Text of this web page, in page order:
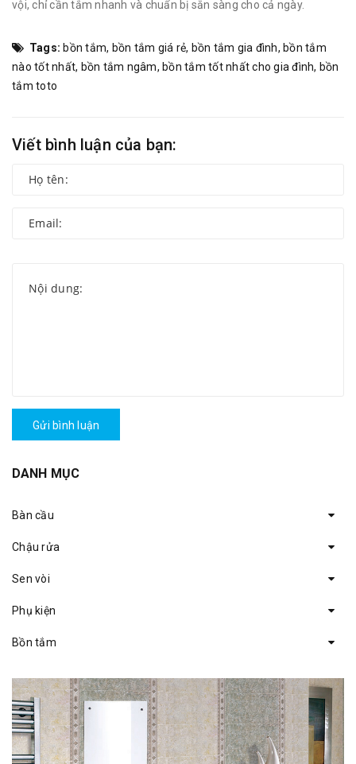
vội, chỉ cần tắm nhanh và chuẩn bị sẵn sàng cho cả ngày.
Tags: bồn tắm, bồn tắm giá rẻ, bồn tắm gia đình, bồn tắm
nào tốt nhất, bồn tắm ngâm, bồn tắm tốt nhất cho gia đình, bồn
tắm toto
Viết bình luận của bạn:
Gửi bình luận
DANH MỤC
Bàn cầu
Chậu rửa
Sen vòi
Phụ kiện
Bồn tắm